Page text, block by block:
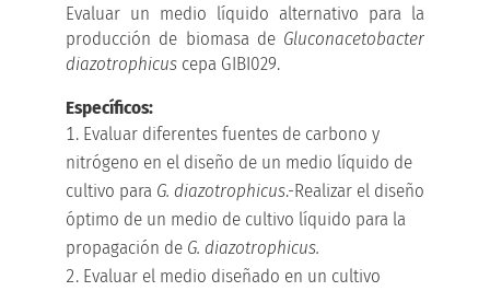
Evaluar un medio líquido alternativo para la
producción de biomasa de Gluconacetobacter
diazotrophicus cepa GIBI029.
Específicos:
Evaluar diferentes fuentes de carbono y
nitrógeno en el diseño de un medio líquido de
cultivo para G. diazotrophicus.-Realizar el diseño
óptimo de un medio de cultivo líquido para la
propagación de G. diazotrophicus.
Evaluar el medio diseñado en un cultivo